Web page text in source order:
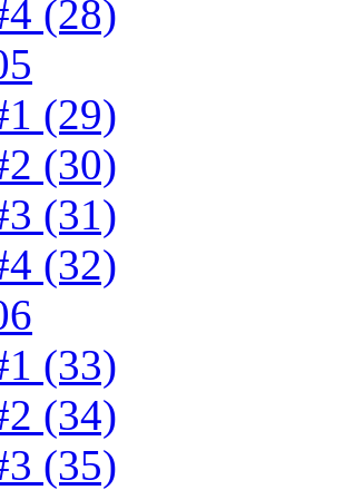
(28)
(29)
(30)
(31)
(32)
(33)
(34)
(35)